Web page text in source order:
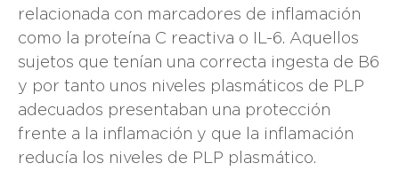
relacionada con marcadores de inflamación
como la proteína C reactiva o IL-6. Aquellos
sujetos que tenían una correcta ingesta de B6
y por tanto unos niveles plasmáticos de PLP
adecuados presentaban una protección
frente a la inflamación y que la inflamación
reducía los niveles de PLP plasmático.